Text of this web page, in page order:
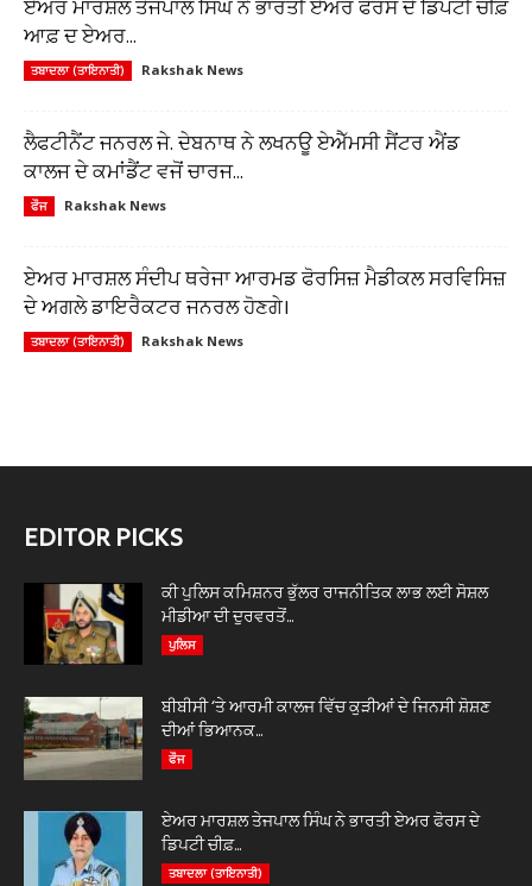
ਏਅਰ ਮਾਰਸ਼ਲ ਤੇਜਪਾਲ ਸਿੰਘ ਨੇ ਭਾਰਤੀ ਏਅਰ ਫੋਰਸ ਦੇ ਡਿਪਟੀ ਚੀਫ਼
ਆਫ਼ ਦ ਏਅਰ...
ਤਬਾਦਲਾ (ਤਾਇਨਾਤੀ) Rakshak News
ਲੈਫਟੀਨੈਂਟ ਜਨਰਲ ਜੇ. ਦੇਬਨਾਥ ਨੇ ਲਖਨਊ ਏਐੱਮਸੀ ਸੈਂਟਰ ਐਂਡ
ਕਾਲਜ ਦੇ ਕਮਾਂਡੈਂਟ ਵਜੋਂ ਚਾਰਜ...
ਫੌਜ Rakshak News
ਏਅਰ ਮਾਰਸ਼ਲ ਸੰਦੀਪ ਥਰੇਜਾ ਆਰਮਡ ਫੋਰਸਿਜ਼ ਮੈਡੀਕਲ ਸਰਵਿਸਿਜ਼
ਦੇ ਅਗਲੇ ਡਾਇਰੈਕਟਰ ਜਨਰਲ ਹੋਣਗੇ।
ਤਬਾਦਲਾ (ਤਾਇਨਾਤੀ) Rakshak News
EDITOR PICKS
ਕੀ ਪੁਲਿਸ ਕਮਿਸ਼ਨਰ ਭੁੱਲਰ ਰਾਜਨੀਤਿਕ ਲਾਭ ਲਈ ਸੋਸ਼ਲ
ਮੀਡੀਆ ਦੀ ਦੁਰਵਰਤੋਂ...
ਪੁਲਿਸ
ਬੀਬੀਸੀ ‘ਤੇ ਆਰਮੀ ਕਾਲਜ ਵਿੱਚ ਕੁੜੀਆਂ ਦੇ ਜਿਨਸੀ ਸ਼ੋਸ਼ਣ
ਦੀਆਂ ਭਿਆਨਕ...
ਫੌਜ
ਏਅਰ ਮਾਰਸ਼ਲ ਤੇਜਪਾਲ ਸਿੰਘ ਨੇ ਭਾਰਤੀ ਏਅਰ ਫੋਰਸ ਦੇ
ਡਿਪਟੀ ਚੀਫ਼...
ਤਬਾਦਲਾ (ਤਾਇਨਾਤੀ)